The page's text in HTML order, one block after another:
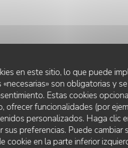
en este sitio, lo que puede
son obligatorias y
Estas cookies
ofrecer funcionalidades (por
personalizados. Haga clic
preferencias. Puede cambiar
cookie en la parte inferior
LE GOURBI